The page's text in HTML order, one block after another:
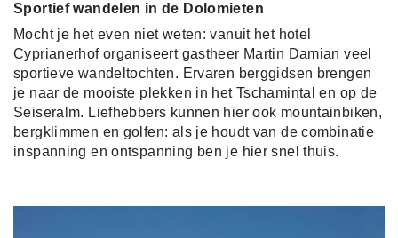
Sportief wandelen in de Dolomieten
Mocht je het even niet weten: vanuit het hotel
Cyprianerhof organiseert gastheer Martin Damian veel
sportieve wandeltochten. Ervaren berggidsen brengen
je naar de mooiste plekken in het Tschamintal en op de
Seiseralm. Liefhebbers kunnen hier ook mountainbiken,
bergklimmen en golfen: als je houdt van de combinatie
inspanning en ontspanning ben je hier snel thuis.